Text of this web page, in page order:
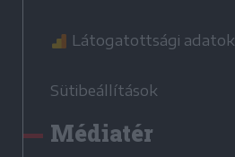
Látogatottsági adatok
Sütibeállítások
Médiatér